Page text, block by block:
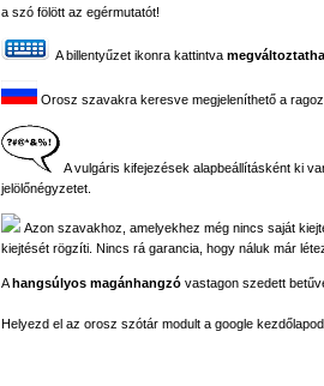
a szó fölött az egérmutatót!
A billentyűzet ikonra kattintva
Orosz szavakra keresve megjeleníthető a
A vulgáris kifejezések alapbeállításként ki
jelölőnégyzetet.
Azon szavakhoz, amelyekhez még nincs saját
kiejtését rögzíti. Nincs rá garancia, hogy náluk már
Ahangsúlyos magánhangzó vastagon szedett
Helyezd el az orosz szótár modult a google